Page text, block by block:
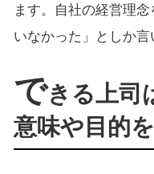
ます。自社の経営理
いなかった」としか言
できる上司
意味や目的